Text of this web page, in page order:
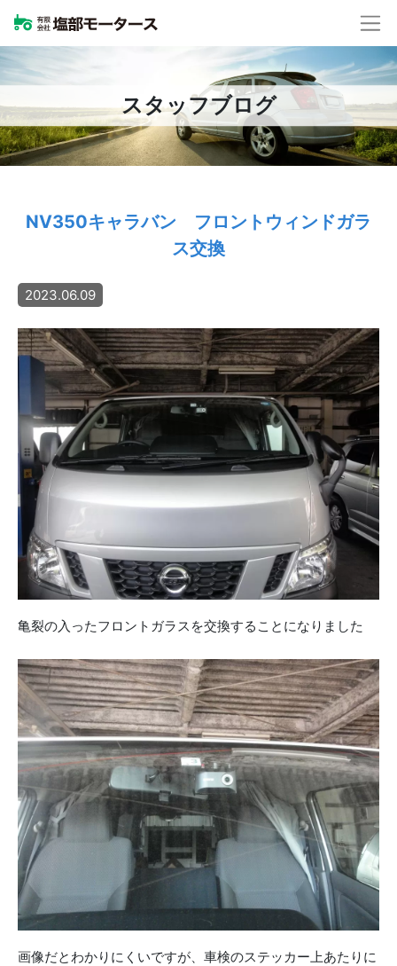
スタッフブログ
NV350キャラバン フロントウィンドガラ
ス交換
2023.06.09
亀裂の入ったフロントガラスを交換することになりました
画像だとわかりにくいですが、車検のステッカー上あたりに